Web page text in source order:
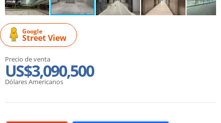
Google
Street View
Precio de venta
US$3,090,500
Dólares Americanos